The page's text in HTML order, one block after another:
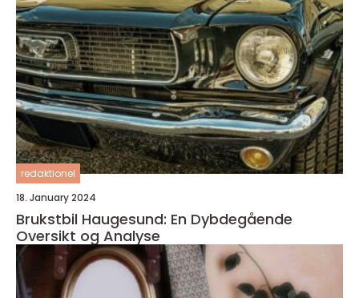
redaktionel
18. January 2024
Brukstbil Haugesund: En Dybdegående
Oversikt og Analyse